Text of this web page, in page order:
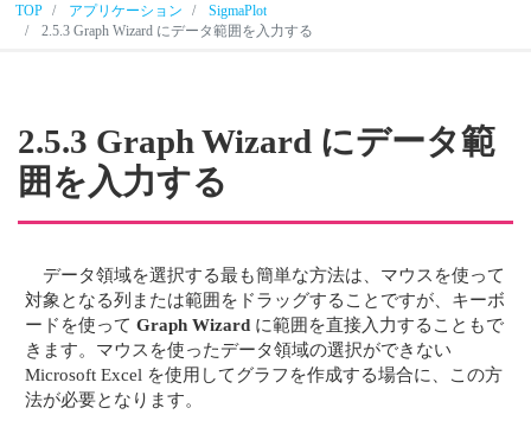
TOP アプリケーション
SigmaPlot
2.5.3 Graph Wizard にデータ範囲を入力する
2.5.3 Graph Wizard にデータ範
囲を入力する
データ領域を選択する最も簡単な方法は、マウスを使って
対象となる列または範囲をドラッグすることですが、キーボ
ードを使ってGraph Wizard に範囲を直接入力することもで
きます。マウスを使ったデータ領域の選択ができない
Microsoft Excel を使用してグラフを作成する場合に、この方
法が必要となります。